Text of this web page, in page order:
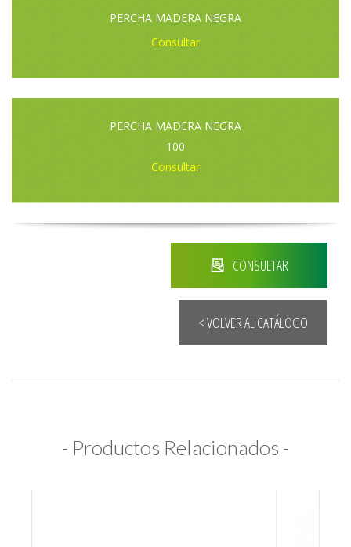
PERCHA MADERA NEGRA
Consultar
PERCHA MADERA NEGRA
100
Consultar
CONSULTAR
< VOLVER AL CATÁLOGO
- Productos Relacionados -